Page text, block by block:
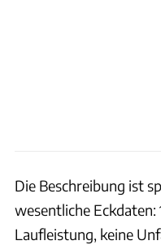
Die Beschreibung ist
wesentliche Eckdaten:
Laufleistung, keine